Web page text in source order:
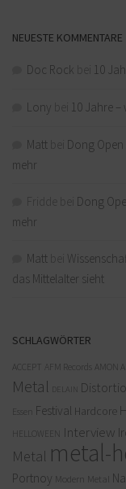
NEUESTE KOMMENTARE
Doc Rock 10
Lony 10 Jahre –
Matt
Dong Open
mehr
Dong
mehr
Matt
das Mittelalter sieht
SCHLAGWÖRTER
ACCEPT AFM Records AMON
Metal
DELAIN
Essen Festival Hardcore
HELLOWEEN Interview
Metal metal-
Portnoy Modern Metal